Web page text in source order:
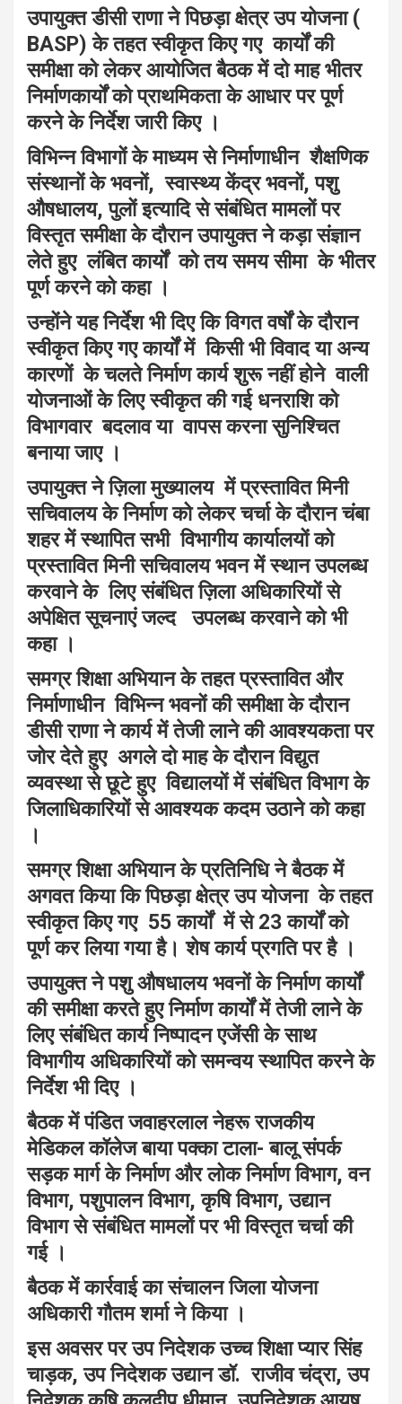
उपायुक्त डीसी राणा ने पिछड़ा क्षेत्र उप योजना (
BASP) के तहत स्वीकृत किए गए कार्यों की
समीक्षा को लेकर आयोजित बैठक में दो माह भीतर
निर्माणकार्यों को प्राथमिकता के आधार पर पूर्ण
करने के निर्देश जारी किए ।
विभिन्न विभागों के माध्यम से निर्माणाधीन शैक्षणिक
संस्थानों के भवनों, स्वास्थ्य केंद्र भवनों, पशु
औषधालय, पुलों इत्यादि से संबंधित मामलों पर
विस्तृत समीक्षा के दौरान उपायुक्त ने कड़ा संज्ञान
लेते हुए लंबित कार्यों को तय समय सीमा के भीतर
पूर्ण करने को कहा ।
उन्होंने यह निर्देश भी दिए कि विगत वर्षों के दौरान
स्वीकृत किए गए कार्यों में किसी भी विवाद या अन्य
कारणों के चलते निर्माण कार्य शुरू नहीं होने वाली
योजनाओं के लिए स्वीकृत की गई धनराशि को
विभागवार बदलाव या वापस करना सुनिश्चित
बनाया जाए ।
उपायुक्त ने ज़िला मुख्यालय में प्रस्तावित मिनी
सचिवालय के निर्माण को लेकर चर्चा के दौरान चंबा
शहर में स्थापित सभी विभागीय कार्यालयों को
प्रस्तावित मिनी सचिवालय भवन में स्थान उपलब्ध
करवाने के लिए संबंधित ज़िला अधिकारियों से
अपेक्षित सूचनाएं जल्द उपलब्ध करवाने को भी
कहा ।
समग्र शिक्षा अभियान के तहत प्रस्तावित और
निर्माणाधीन विभिन्न भवनों की समीक्षा के दौरान
डीसी राणा ने कार्य में तेजी लाने की आवश्यकता पर
जोर देते हुए अगले दो माह के दौरान विद्युत
व्यवस्था से छूटे हुए विद्यालयों में संबंधित विभाग के
जिलाधिकारियों से आवश्यक कदम उठाने को कहा
।
समग्र शिक्षा अभियान के प्रतिनिधि ने बैठक में
अगवत किया कि पिछड़ा क्षेत्र उप योजना के तहत
स्वीकृत किए गए 55 कार्यों में से 23 कार्यों को
पूर्ण कर लिया गया है। शेष कार्य प्रगति पर है ।
उपायुक्त ने पशु औषधालय भवनों के निर्माण कार्यों
की समीक्षा करते हुए निर्माण कार्यों में तेजी लाने के
लिए संबंधित कार्य निष्पादन एजेंसी के साथ
विभागीय अधिकारियों को समन्वय स्थापित करने के
निर्देश भी दिए ।
बैठक में पंडित जवाहरलाल नेहरू राजकीय
मेडिकल कॉलेज बाया पक्का टाला- बालू संपर्क
सड़क मार्ग के निर्माण और लोक निर्माण विभाग, वन
विभाग, पशुपालन विभाग, कृषि विभाग, उद्यान
विभाग से संबंधित मामलों पर भी विस्तृत चर्चा की
गई ।
बैठक में कार्रवाई का संचालन जिला योजना
अधिकारी गौतम शर्मा ने किया ।
इस अवसर पर उप निदेशक उच्च शिक्षा प्यार सिंह
चाड़क, उप निदेशक उद्यान डॉ. राजीव चंद्रा, उप